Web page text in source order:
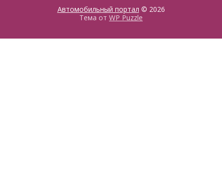
Автомобильный портал © 2026
Тема от WP Puzzle